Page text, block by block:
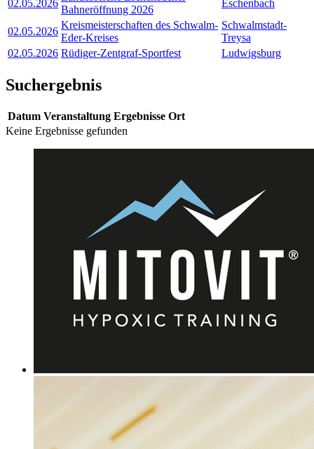
02.05.2026
Bahneröffnung 2026
Eschenbach
02.05.2026
Kreismeisterschaften des Schwalm-
Eder-Kreises
Schwalmstadt-
Treysa
02.05.2026 Rüdiger-Zentgraf-Sportfest Ludwigsburg
Suchergebnis
Datum Veranstaltung Ergebnisse Ort
Keine Ergebnisse gefunden